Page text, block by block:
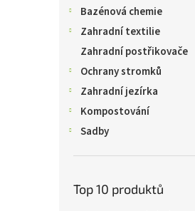
Bazénová chemie
Zahradní textilie
Zahradní postřikovače
Ochrany stromků
Zahradní jezírka
Kompostování
Sadby
Top 10 produktů